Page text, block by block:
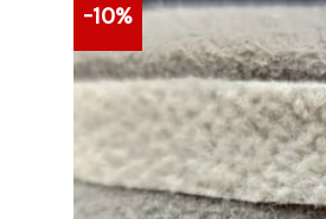
-10%